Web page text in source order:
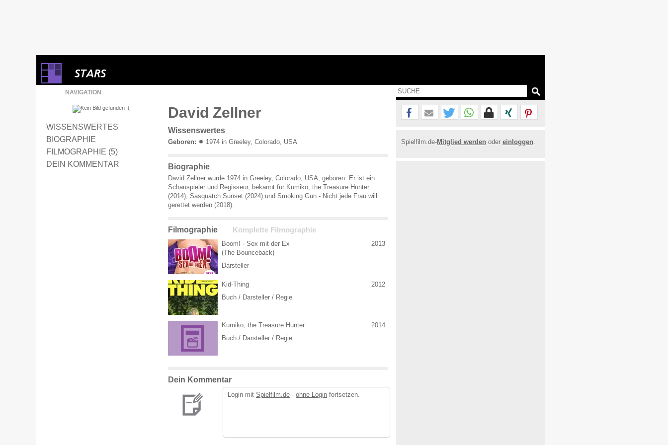
NAVIGATION
WISSENSWERTES
BIOGRAPHIE
FILMOGRAPHIE (5)
DEIN KOMMENTAR
David Zellner
Wissenswertes
Geboren: ✹ 1974 in Greeley, Colorado, USA
Biographie
David Zellner wurde 1974 in Greeley, Colorado, USA, geboren. Er ist ein
Schauspieler und Regisseur, bekannt für Kumiko, the Treasure Hunter
(2014), Sasquatch Sunset (2024) und Smoking Gun - Nicht jede Frau will
gerettet werden (2018).
Filmographie Komplette Filmographie
Boom! - Sex mit der Ex
(The Bounceback)
Darsteller
2013
Kid-Thing
Buch / Darsteller / Regie
2012
Kumiko, the Treasure Hunter
Buch / Darsteller / Regie
2014
Dein Kommentar
Login mit Spielfilm.de - ohne Login fortsetzen.
Spielfilm.de-Mitglied werden oder einloggen.